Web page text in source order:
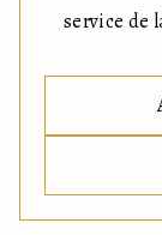
service de